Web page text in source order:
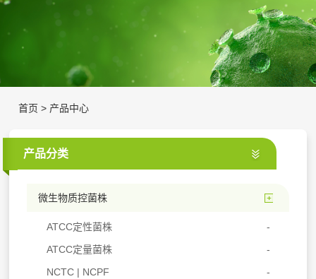
首页 > 产品中心
产品分类
微生物质控菌株
ATCC定性菌株
ATCC定量菌株
NCTC | NCPF